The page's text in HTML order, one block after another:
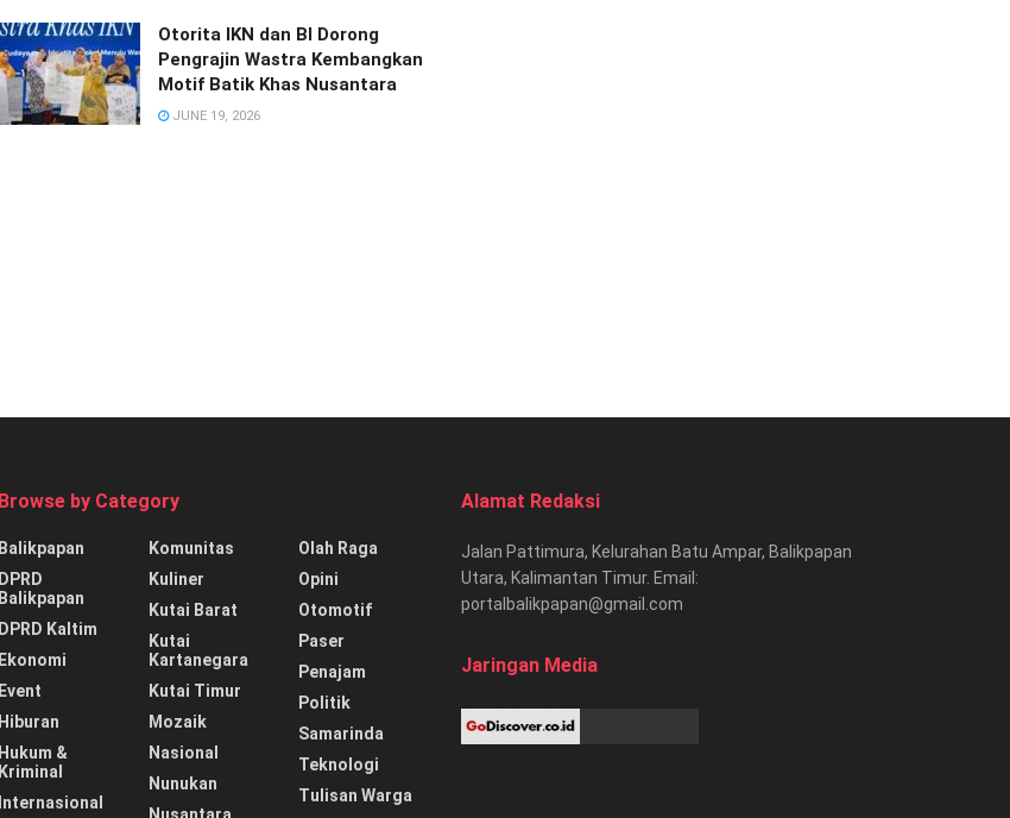
Otorita IKN dan BI Dorong
Pengrajin Wastra Kembangkan
Motif Batik Khas Nusantara
JUNE 19, 2026
Browse by Category
Balikpapan
DPRD
Balikpapan
DPRD Kaltim
Ekonomi
Event
Hiburan
Hukum &
Kriminal
Internasional
Komunitas
Kuliner
Kutai Barat
Kutai
Kartanegara
Kutai Timur
Mozaik
Nasional
Nunukan
Nusantara
Olah Raga
Opini
Otomotif
Paser
Penajam
Politik
Samarinda
Teknologi
Tulisan Warga
Alamat Redaksi
Jalan Pattimura, Kelurahan Batu Ampar, Balikpapan
Utara, Kalimantan Timur. Email:
portalbalikpapan@gmail.com
Jaringan Media